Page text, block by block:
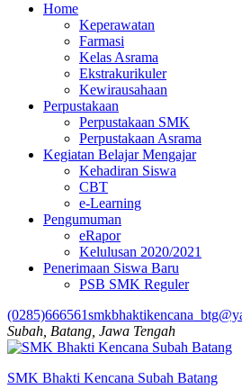
Home
Keperawatan
Farmasi
Kelas Asrama
Ekstrakurikuler
Kewirausahaan
Perpustakaan
Perpustakaan SMK
Perpustakaan Asrama
Kegiatan Belajar Mengajar
Kehadiran Siswa
CBT
e-Learning
Pengumuman
eRapor
Kelulusan 2020/2021
Penerimaan Siswa Baru
PSB SMK Reguler
(0285)666561
Subah, Batang, Jawa Tengah
SMK Bhakti Kencana Subah Batang